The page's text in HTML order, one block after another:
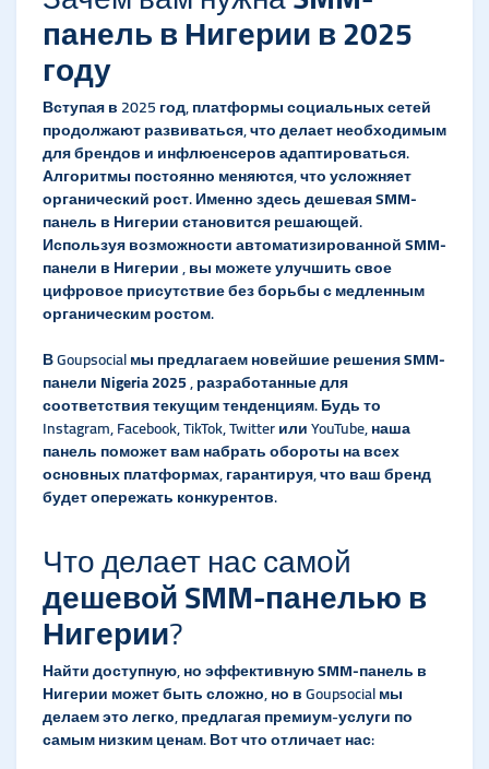
панель в Нигерии в 2025
году
Вступая в 2025 год, платформы социальных сетей
продолжают развиваться, что делает необходимым
для брендов и инфлюенсеров адаптироваться.
Алгоритмы постоянно меняются, что усложняет
органический рост. Именно здесьдешевая SMM-
панель в Нигериистановится решающей.
Используя возможности автоматизированнойSMM-
панели в Нигерии, вы можете улучшить свое
цифровое присутствие без борьбы с медленным
органическим ростом.
В Goupsocial мы предлагаем новейшие решенияSMM-
панели Nigeria 2025, разработанные для
соответствия текущим тенденциям. Будь то
Instagram, Facebook, TikTok, Twitter или YouTube, наша
панель поможет вам набрать обороты на всех
основных платформах, гарантируя, что ваш бренд
будет опережать конкурентов.
Что делает нас самой
дешевой SMM-панелью в
Нигерии?
Найти доступную, но эффективнуюSMM-панель в
Нигерииможет быть сложно, но в Goupsocial мы
делаем это легко, предлагая премиум-услуги по
самым низким ценам. Вот что отличает нас: